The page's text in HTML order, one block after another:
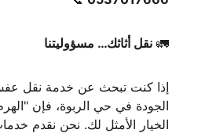
🚛 نقل أثاثك… مسؤوليتنا
إذا كنت تبحث عن خدمة نقل
الجودة في حي الربوة، فإن
الخيار الأمثل لك. نحن نقدم